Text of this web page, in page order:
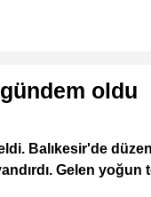
oldu
Balıkesir'de
Gelen